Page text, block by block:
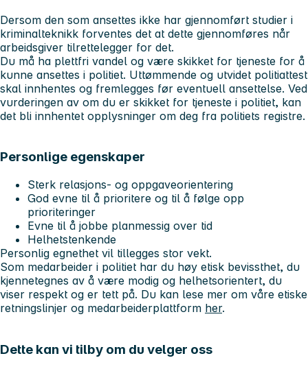
Dersom den som ansettes ikke har gjennomført studier i
kriminalteknikk forventes det at dette gjennomføres når
arbeidsgiver tilrettelegger for det.
Du må ha plettfri vandel og være skikket for tjeneste for å
kunne ansettes i politiet. Uttømmende og utvidet politiattest
skal innhentes og fremlegges før eventuell ansettelse. Ved
vurderingen av om du er skikket for tjeneste i politiet, kan
det bli innhentet opplysninger om deg fra politiets registre.
Personlige egenskaper
Sterk relasjons- og oppgaveorientering
God evne til å prioritere og til å følge opp
prioriteringer
Evne til å jobbe planmessig over tid
Helhetstenkende
Personlig egnethet vil tillegges stor vekt.
Som medarbeider i politiet har du høy etisk bevissthet, du
kjennetegnes av å være modig og helhetsorientert, du
viser respekt og er tett på. Du kan lese mer om våre etiske
retningslinjer og medarbeiderplattform her.
Dette kan vi tilby om du velger oss